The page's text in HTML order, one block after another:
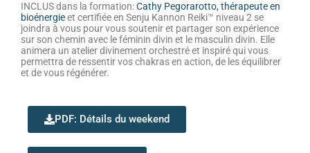
INCLUS dans la formation:Cathy Pegorarotto, thérapeute en
bioénergieet certifiée en Senju Kannon Reiki™ niveau 2 se
joindra à vous pour vous soutenir et partager son expérience
sur son chemin avec le féminin divin et le masculin divin. Elle
animera un atelier divinement orchestré et inspiré qui vous
permettra de ressentir vos chakras en action, de les équilibrer
et de vous régénérer.
PDF: Détails du weekend